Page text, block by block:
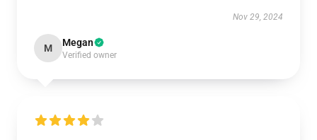
Nov 29, 2024
M Megan
Verified owner